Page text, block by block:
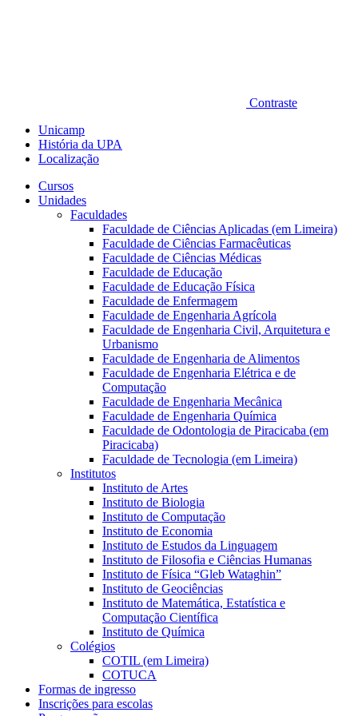
Contraste
Unicamp
História da UPA
Localização
Cursos
Unidades
Faculdades
Faculdade de Ciências Aplicadas (em Limeira)
Faculdade de Ciências Farmacêuticas
Faculdade de Ciências Médicas
Faculdade de Educação
Faculdade de Educação Física
Faculdade de Enfermagem
Faculdade de Engenharia Agrícola
Faculdade de Engenharia Civil, Arquitetura e
Urbanismo
Faculdade de Engenharia de Alimentos
Faculdade de Engenharia Elétrica e de
Computação
Faculdade de Engenharia Mecânica
Faculdade de Engenharia Química
Faculdade de Odontologia de Piracicaba (em
Piracicaba)
Faculdade de Tecnologia (em Limeira)
Institutos
Instituto de Artes
Instituto de Biologia
Instituto de Computação
Instituto de Economia
Instituto de Estudos da Linguagem
Instituto de Filosofia e Ciências Humanas
Instituto de Física “Gleb Wataghin”
Instituto de Geociências
Instituto de Matemática, Estatística e
Computação Científica
Instituto de Química
Colégios
COTIL (em Limeira)
COTUCA
Formas de ingresso
Inscrições para escolas